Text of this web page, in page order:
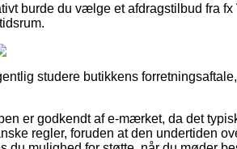
burde du vælge et afdragstilbud fra fx
studere butikkens
er godkendt af e-mærket, da det
regler, foruden at den undertiden